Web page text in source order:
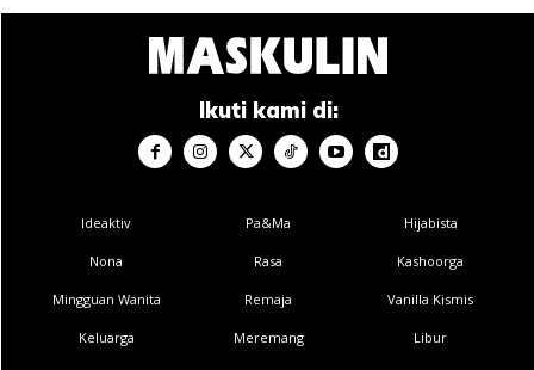
dalam Olimpik dan Paralimpik Paris ke-17 yang akan
diadakan pada bulan Ogos nanti.
Anda mungkin berminat dengan
Ikuti kami di:
Ideaktiv
Nona
Mingguan Wanita
Keluarga
Pa&Ma
Rasa
Remaja
Meremang
Hijabista
Kashoorga
Vanilla Kismis
Libur